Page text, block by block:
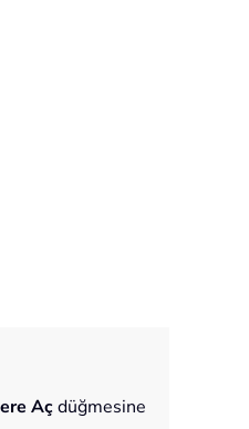
Açdüğmesine